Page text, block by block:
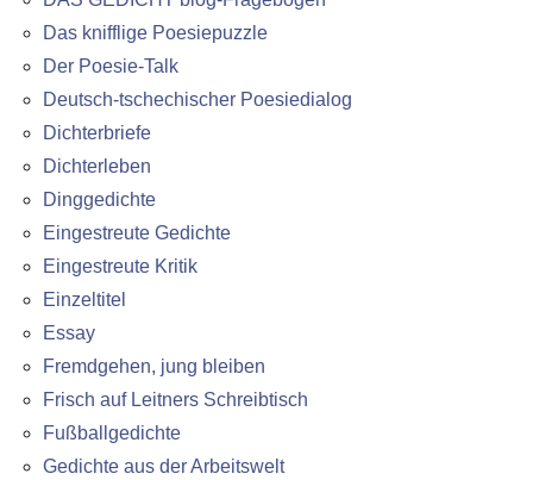
Das knifflige Poesiepuzzle
Der Poesie-Talk
Deutsch-tschechischer Poesiedialog
Dichterbriefe
Dichterleben
Dinggedichte
Eingestreute Gedichte
Eingestreute Kritik
Einzeltitel
Essay
Fremdgehen, jung bleiben
Frisch auf Leitners Schreibtisch
Fußballgedichte
Gedichte aus der Arbeitswelt